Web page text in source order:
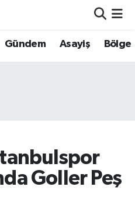
Gündem Asayiş Bölge
Goller Peş